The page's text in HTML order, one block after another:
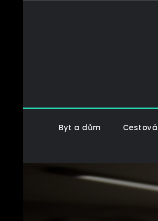
Byt a dům